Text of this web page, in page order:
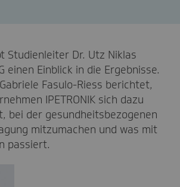
Studienleiter Dr. Utz Niklas
einen Einblick in die Ergebnisse.
Fasulo-Riess berichtet,
IPETRONIK sich dazu
bei der gesundheitsbezogenen
mitzumachen und was mit
passiert.